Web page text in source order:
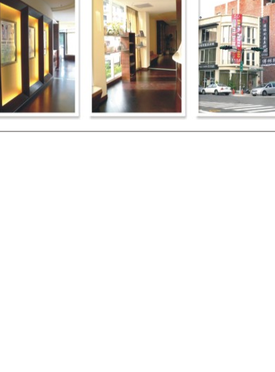
美容手術當然不是愛美者的專利，隨著年齡的增長，
對於皮膚的保養就更加重要。尤其是３０～６０歲，抗
老化的保養則不能輕忽。若是做過第三代的電波拉皮手
術，術後的保養要格外注意防曬、保濕，才能將效果維
持下去。